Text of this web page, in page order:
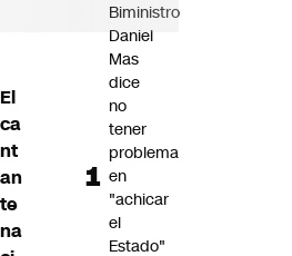
El
ca
nt
an
te
na
Biministro
Daniel
Mas
dice
no
tener
problema
en
"achicar
el
Estado"